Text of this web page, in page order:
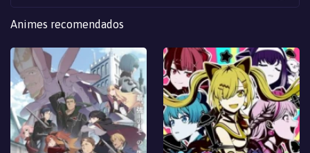
Animes recomendados